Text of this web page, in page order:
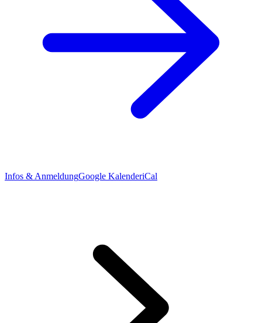
Infos & AnmeldungGoogle KalenderiCal